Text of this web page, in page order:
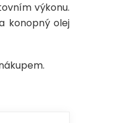
výkonu.
konopný olej